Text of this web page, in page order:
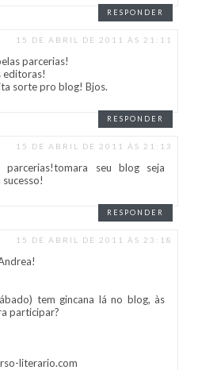
RESPONDER
15 DE ABRIL DE 2011 ÀS 21:11
parcerias!
editoras!
sorte pro blog! Bjos.
RESPONDER
15 DE ABRIL DE 2011 ÀS 21:13
parcerias!tomara seu blog seja
RESPONDER
15 DE ABRIL DE 2011 ÀS 23:18
tem gincana lá no blog, às
participar?
literario.com